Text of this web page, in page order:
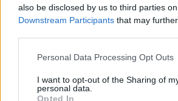
also be disclosed by us to third parties
Downstream Participants that may
Personal Data Processing Opt Outs
I want to opt-out of the Sharing of
personal data.
Opted In
Vaizdai iš tragiškos avarijos Vilniaus
vaiko gyvybių išgelbėti nepavyko
Žinios | Lietuvos diena